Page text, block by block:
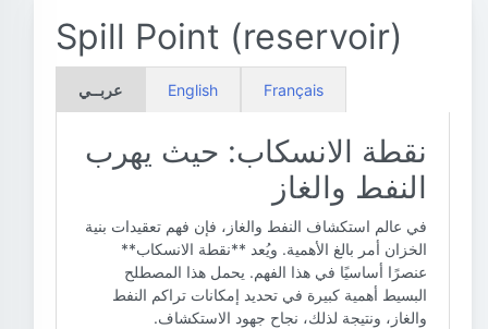
Spill Point (reservoir)
عربــي English Français
نقطة الانسكاب: حيث يهرب
النفط والغاز
في عالم استكشاف النفط والغاز، فإن فهم تعقيدات بنية
الخزان أمر بالغ الأهمية. ويُعد **نقطة الانسكاب**
عنصرًا أساسيًا في هذا الفهم. يحمل هذا المصطلح
البسيط أهمية كبيرة في تحديد إمكانات تراكم النفط
والغاز، ونتيجة لذلك، نجاح جهود الاستكشاف.